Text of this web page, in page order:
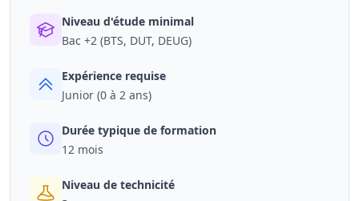
Niveau d'étude minimal
Bac +2 (BTS, DUT, DEUG)
Expérience requise
Junior (0 à 2 ans)
Durée typique de formation
12 mois
Niveau de technicité